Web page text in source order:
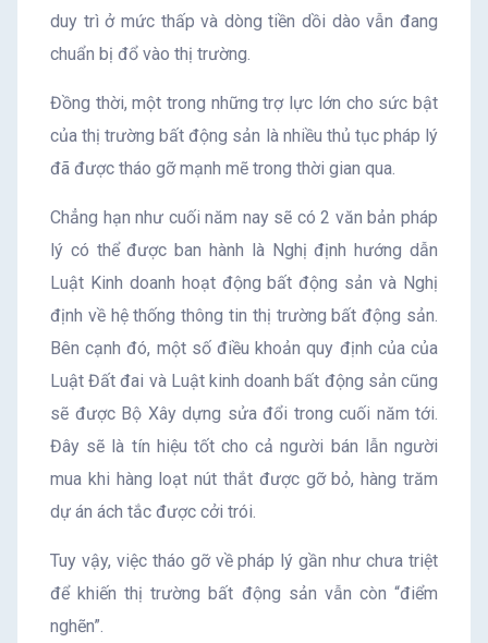
duy trì ở mức thấp và dòng tiền dồi dào vẫn đang
chuẩn bị đổ vào thị trường.
Đồng thời, một trong những trợ lực lớn cho sức bật
của thị trường bất động sản là nhiều thủ tục pháp lý
đã được tháo gỡ mạnh mẽ trong thời gian qua.
Chẳng hạn như cuối năm nay sẽ có 2 văn bản pháp
lý có thể được ban hành là Nghị định hướng dẫn
Luật Kinh doanh hoạt động bất động sản và Nghị
định về hệ thống thông tin thị trường bất động sản.
Bên cạnh đó, một số điều khoản quy định của của
Luật Đất đai và Luật kinh doanh bất động sản cũng
sẽ được Bộ Xây dựng sửa đổi trong cuối năm tới.
Đây sẽ là tín hiệu tốt cho cả người bán lẫn người
mua khi hàng loạt nút thắt được gỡ bỏ, hàng trăm
dự án ách tắc được cởi trói.
Tuy vậy, việc tháo gỡ về pháp lý gần như chưa triệt
để khiến thị trường bất động sản vẫn còn “điểm
nghẽn”.